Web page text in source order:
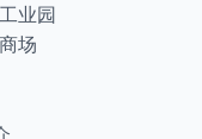
业园
场